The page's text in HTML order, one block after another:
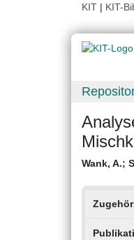
KIT | KIT-
Wank, A.;